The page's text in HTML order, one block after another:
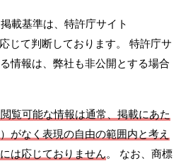
載基準は、特許庁サイト
じて判断しております。 特許庁サ
情報は、弊社も非公開とする場合
覧可能な情報は通常、掲載にあた
がなく表現の自由の範囲内と考え
は応じておりません。 なお、商標